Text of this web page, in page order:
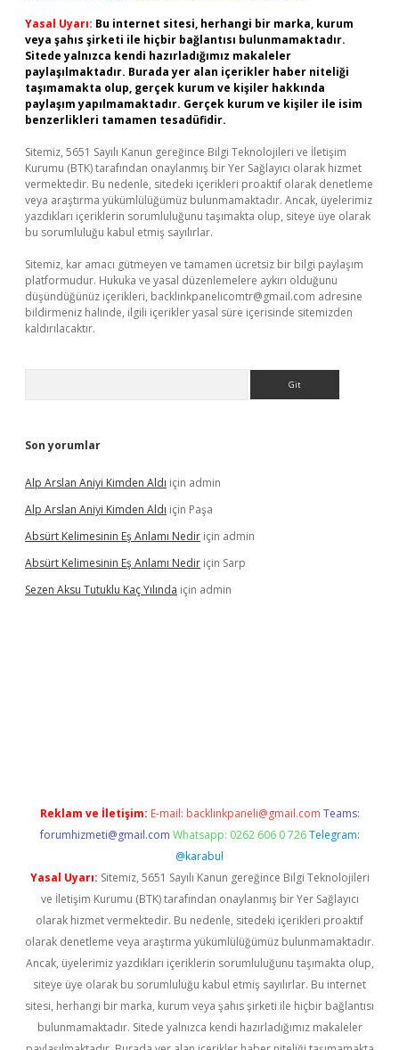
Yasal Uyarı: Bu internet sitesi, herhangi bir marka, kurum
veya şahıs şirketi ile hiçbir bağlantısı bulunmamaktadır.
Sitede yalnızca kendi hazırladığımız makaleler
paylaşılmaktadır. Burada yer alan içerikler haber niteliği
taşımamakta olup, gerçek kurum ve kişiler hakkında
paylaşım yapılmamaktadır. Gerçek kurum ve kişiler ile isim
benzerlikleri tamamen tesadüfidir.
Sitemiz, 5651 Sayılı Kanun gereğince Bilgi Teknolojileri ve İletişim
Kurumu (BTK) tarafından onaylanmış bir Yer Sağlayıcı olarak hizmet
vermektedir. Bu nedenle, sitedeki içerikleri proaktif olarak denetleme
veya araştırma yükümlülüğümüz bulunmamaktadır. Ancak, üyelerimiz
yazdıkları içeriklerin sorumluluğunu taşımakta olup, siteye üye olarak
bu sorumluluğu kabul etmiş sayılırlar.
Sitemiz, kar amacı gütmeyen ve tamamen ücretsiz bir bilgi paylaşım
platformudur. Hukuka ve yasal düzenlemelere aykırı olduğunu
düşündüğünüz içerikleri, backlinkpanelicomtr@gmail.com adresine
bildirmeniz halinde, ilgili içerikler yasal süre içerisinde sitemizden
kaldırılacaktır.
Son yorumlar
Alp Arslan Aniyi Kimden Aldı için admin
Alp Arslan Aniyi Kimden Aldı için Paşa
Absürt Kelimesinin Eş Anlamı Nedir için admin
Absürt Kelimesinin Eş Anlamı Nedir için Sarp
Sezen Aksu Tutuklu Kaç Yılında için admin
Reklam ve İletişim: E-mail: backlinkpaneli@gmail.com Teams:
forumhizmeti@gmail.com Whatsapp: 0262 606 0 726 Telegram:
@karabul
Yasal Uyarı: Sitemiz, 5651 Sayılı Kanun gereğince Bilgi Teknolojileri
ve İletişim Kurumu (BTK) tarafından onaylanmış bir Yer Sağlayıcı
olarak hizmet vermektedir. Bu nedenle, sitedeki içerikleri proaktif
olarak denetleme veya araştırma yükümlülüğümüz bulunmamaktadır.
Ancak, üyelerimiz yazdıkları içeriklerin sorumluluğunu taşımakta olup,
siteye üye olarak bu sorumluluğu kabul etmiş sayılırlar. Bu internet
sitesi, herhangi bir marka, kurum veya şahıs şirketi ile hiçbir bağlantısı
bulunmamaktadır. Sitede yalnızca kendi hazırladığımız makaleler